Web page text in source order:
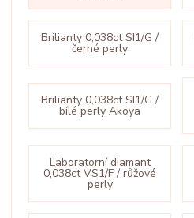
Brilianty 0,038ct SI1/G /
černé perly
Brilianty 0,038ct SI1/G /
bílé perly Akoya
Laboratorní diamant
0,038ct VS1/F / růžové
perly